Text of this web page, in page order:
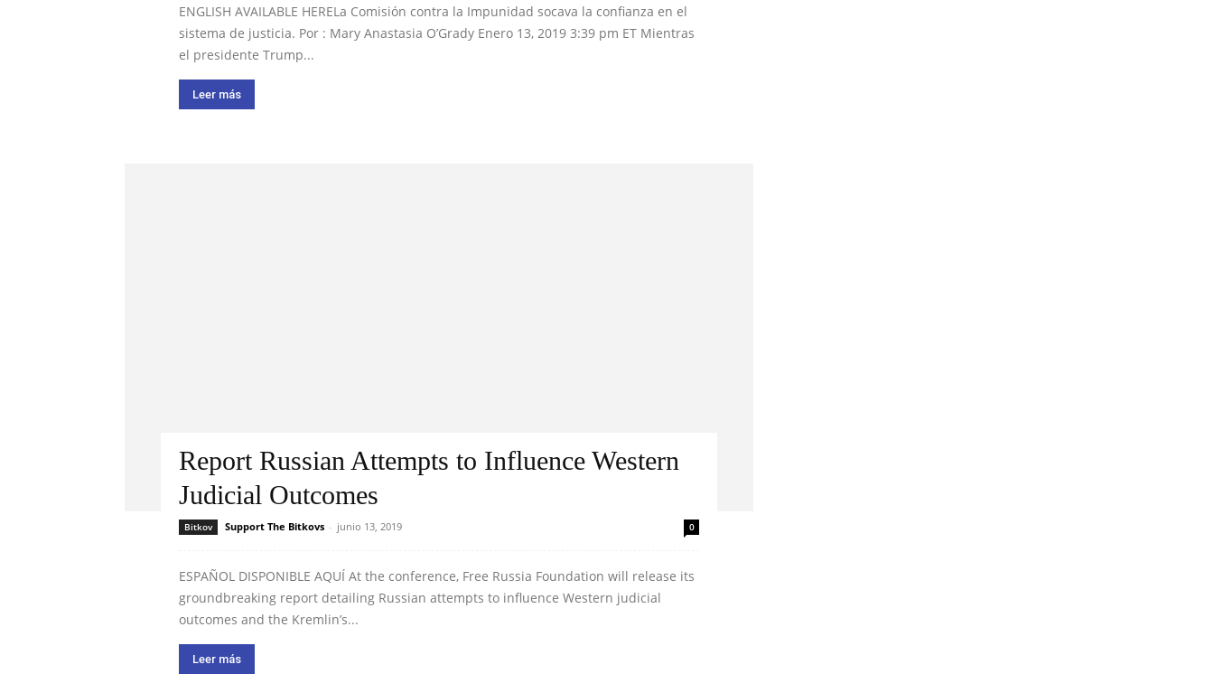
ENGLISH AVAILABLE HERELa Comisión contra la Impunidad socava la confianza en el
sistema de justicia. Por : Mary Anastasia O’Grady Enero 13, 2019 3:39 pm ET Mientras
el presidente Trump...
Leer más
Report Russian Attempts to Influence Western
Judicial Outcomes
Bitkov Support The Bitkovs - junio 13, 2019 0
ESPAÑOL DISPONIBLE AQUÍ At the conference, Free Russia Foundation will release its
groundbreaking report detailing Russian attempts to influence Western judicial
outcomes and the Kremlin’s...
Leer más